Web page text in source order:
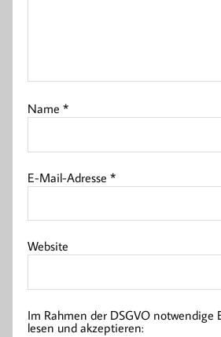
Name*
E-Mail-Adresse*
Website
Im Rahmen der DSGVO
lesen und akzeptieren: